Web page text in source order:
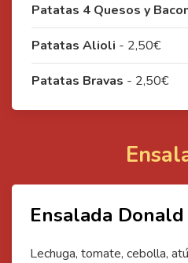
Patatas 4 Quesos y
Patatas Alioli - 2,50€
Patatas Bravas - 2,50€
Ensalada Donald
Lechuga, tomate, cebolla,